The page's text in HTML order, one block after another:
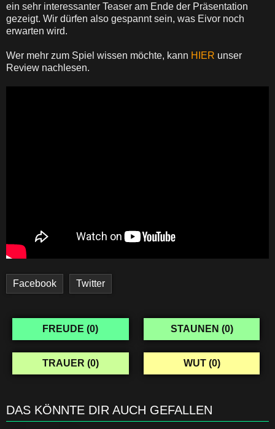
ein sehr interessanter Teaser am Ende der Präsentation
gezeigt. Wir dürfen also gespannt sein, was Eivor noch
erwarten wird.
Wer mehr zum Spiel wissen möchte, kann HIER unser
Review nachlesen.
Facebook Twitter
FREUDE (0) STAUNEN (0)
TRAUER (0) WUT (0)
DAS KÖNNTE DIR AUCH GEFALLEN